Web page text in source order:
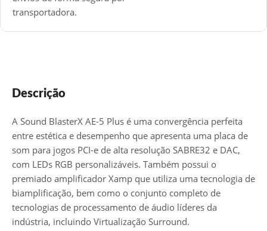
transportadora.
Descrição
A Sound BlasterX AE-5 Plus é uma convergência perfeita
entre estética e desempenho que apresenta uma placa de
som para jogos PCI-e de alta resolução SABRE32 e DAC,
com LEDs RGB personalizáveis. Também possui o
premiado amplificador Xamp que utiliza uma tecnologia de
biamplificação, bem como o conjunto completo de
tecnologias de processamento de áudio líderes da
indústria, incluindo Virtualização Surround.